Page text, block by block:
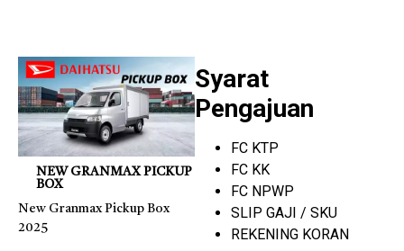
NEW GRANMAX PICKUP
BOX
New Granmax Pickup Box
2025
Syarat
Pengajuan
FC KTP
FC KK
FC NPWP
SLIP GAJI / SKU
REKENING KORAN